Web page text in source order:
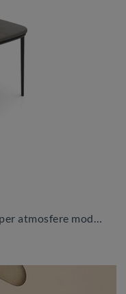
Ecco a te la sedia da cucina Jack per atmosfere moderne, tra le più esclusive Sedie fisse di Zamagna.